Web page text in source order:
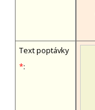
Text poptávky
*: